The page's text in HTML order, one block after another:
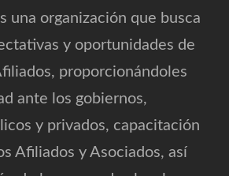
una organización que busca
y oportunidades de
proporcionándoles
ante los gobiernos,
y privados, capacitación
Afiliados y Asociados, así